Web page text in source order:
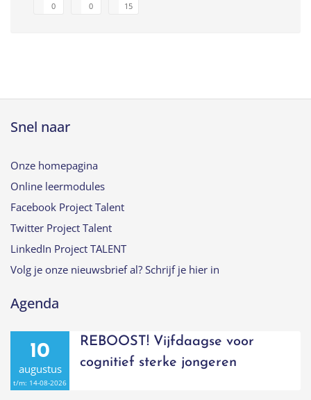
0 0 15
Snel naar
Onze homepagina
Online leermodules
Facebook Project Talent
Twitter Project Talent
LinkedIn Project TALENT
Volg je onze nieuwsbrief al? Schrijf je hier in
Agenda
10
augustus
t/m: 14-08-2026
REBOOST! Vijfdaagse voor
cognitief sterke jongeren